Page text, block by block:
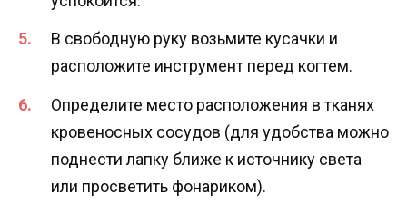
В свободную руку возьмите кусачки и
расположите инструмент перед когтем.
Определите место расположения в тканях
кровеносных сосудов (для удобства можно
поднести лапку ближе к источнику света
или просветить фонариком).